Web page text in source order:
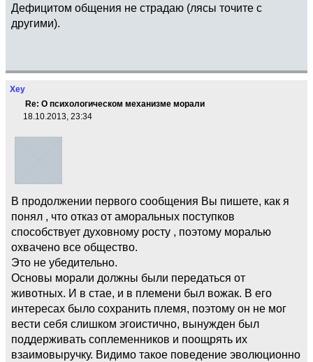
Дефицитом общения не страдаю (лясы точите с
другими).
Xey
Re: О психологическом механизме морали
18.10.2013, 23:34
В продолжении первого сообщения Вы пишете, как я
понял , что отказ от аморальных поступков
способствует духовному росту , поэтому моралью
охвачено все общество.
Это не убедительно.
Основы морали должны были передаться от
животных. И в стае, и в племени был вожак. В его
интересах было сохранить племя, поэтому он не мог
вести себя слишком эгоистично, вынужден был
поддерживать соплеменников и поощрять их
взаимовыручку. Видимо такое поведение эволюционно